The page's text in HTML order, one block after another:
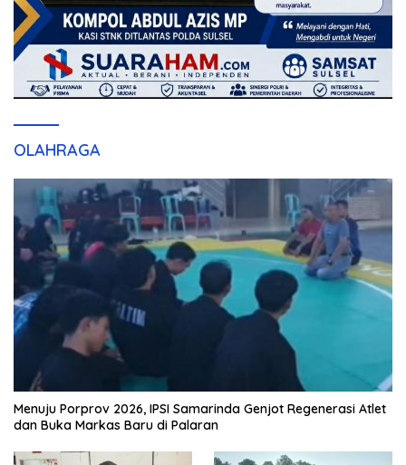
OLAHRAGA
Menuju Porprov 2026, IPSI Samarinda Genjot Regenerasi Atlet
dan Buka Markas Baru di Palaran